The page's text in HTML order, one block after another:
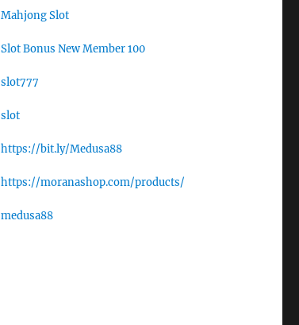
Mahjong Slot
Slot Bonus New Member 100
slot777
slot
https://bit.ly/Medusa88
https://moranashop.com/products/
medusa88